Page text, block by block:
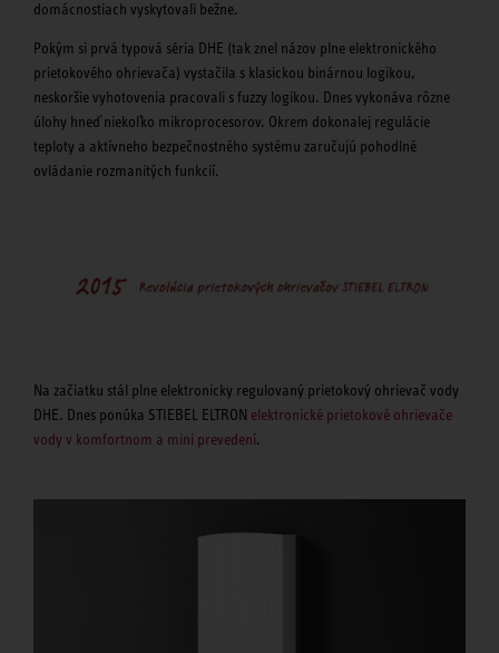
domácnostiach vyskytovali bežne.
Pokým si prvá typová séria DHE (tak znel názov plne elektronického
prietokového ohrievača) vystačila s klasickou binárnou logikou,
neskoršie vyhotovenia pracovali s fuzzy logikou. Dnes vykonáva rôzne
úlohy hneď niekoľko mikroprocesorov. Okrem dokonalej regulácie
teploty a aktívneho bezpečnostného systému zaručujú pohodlné
ovládanie rozmanitých funkcií.
Na začiatku stál plne elektronicky regulovaný prietokový ohrievač vody
DHE. Dnes ponúka STIEBEL ELTRON elektronické prietokové ohrievače
vody v komfortnom a mini prevedení.